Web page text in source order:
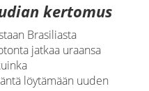
kertomus
Brasiliasta
jatkaa uraansa
löytämään uuden